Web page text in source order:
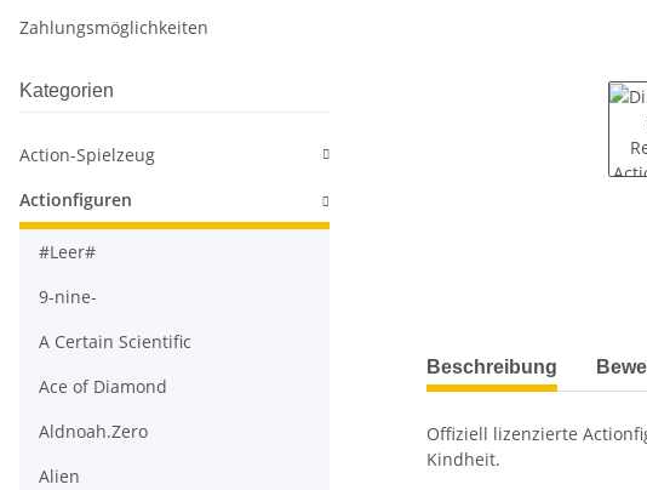
weitere Registerkarten
Beschreibung
Offiziell lizenzierte
Kindheit.
Zahlungsmöglichkeiten
Kategorien
Action-Spielzeug
Actionfiguren
#Leer#
9-nine-
A Certain Scientific
Ace of Diamond
Aldnoah.Zero
Alien